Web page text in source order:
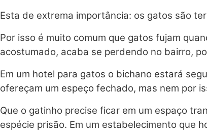
Esta de extrema importância: os gatos são
Por isso é muito comum que gatos fujam
acostumado, acaba se perdendo no bairro,
Em um hotel para gatos o bichano estará
ofereçam um espeço fechado, mas nem por
Que o gatinho precise ficar em um espaço
espécie prisão. Em um estabelecimento que